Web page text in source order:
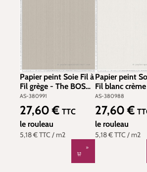
Papier peint Soie Fil à
Fil grège - The BOS
d'A.S. Création | Réf.
AS-380991
AS-380991
5,18 €TTC / m2
Prix régulier :
27,60 € TTC
le rouleau
Papier peint
Fil blanc
BOS d'A.S.
Réf. AS-
AS-380988
5,18 €TTC / m2
Prix régulier :
27,60 €
le rouleau